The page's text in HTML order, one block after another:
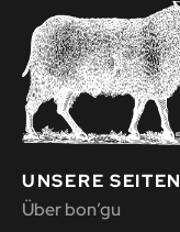
UNSERE SEITEN
Über bon’gu